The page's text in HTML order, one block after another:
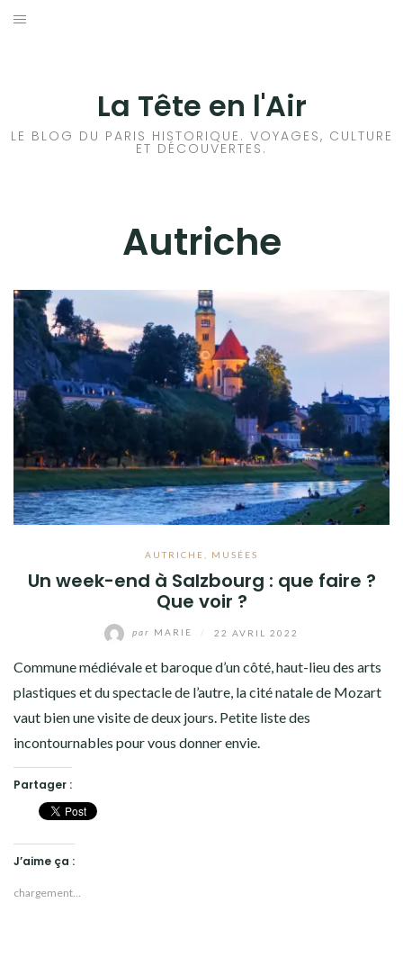
Aller
La Tête en l'Air
LE BLOG DU PARIS HISTORIQUE. VOYAGES, CULTURE
ET DÉCOUVERTES.
Autriche
AUTRICHE MUSÉES
Un week-end à Salzbourg : que faire ?
Que voir ?
par MARIE 22 AVRIL 2022
Commune médiévale et baroque d’un côté, haut-lieu des arts
plastiques et du spectacle de l’autre, la cité natale de Mozart
vaut bien une visite de deux jours. Petite liste des
incontournables pour vous donner envie.
Partager :
J’aime ça :
chargement…
HISTOIRES EN ILE DE FRANCE
AUTRICHE
BELGIQUE
DANEMARK
EGYPTE
ESPAGNE
GRÈCE
IRLANDE
LUXEMBOURG
PORTUGAL
ROYAUME-UNI
SLOVAQUIE
SLOVÉNIE
SUISSE